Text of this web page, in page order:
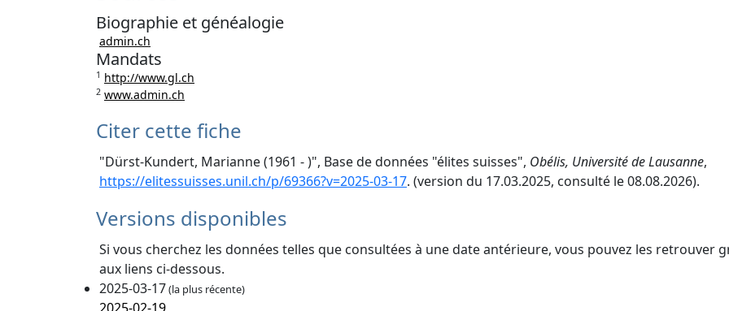
Biographie et généalogie
admin.ch
Mandats
1 http://www.gl.ch
2 www.admin.ch
Citer cette fiche
"Dürst-Kundert, Marianne (1961 - )", Base de données "élites suisses", Obélis, Université de Lausanne,
https://elitessuisses.unil.ch/p/69366?v=2025-03-17. (version du 17.03.2025, consulté le 08.08.2026).
Versions disponibles
Si vous cherchez les données telles que consultées à une date antérieure, vous pouvez les retrouver
aux liens ci-dessous.
2025-03-17(la plus récente)